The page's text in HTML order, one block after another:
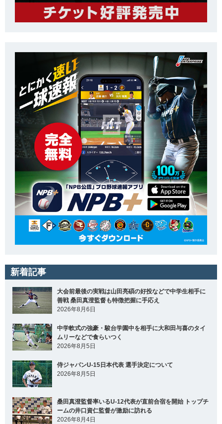
新着記事
大会前最後の実戦は山田亮碩の好投などで中学生相手に
善戦 桑田真澄監督も特徴把握に手応え
2026年8月6日
中学軟式の強豪・駿台学園中を相手に大和田与喜のタイ
ムリーなどで食らいつく
2026年8月5日
侍ジャパンU-15日本代表 選手決定について
2026年8月5日
桑田真澄監督率いるU-12代表が直前合宿を開始 トップチ
ームの井口資仁監督が激励に訪れる
2026年8月4日